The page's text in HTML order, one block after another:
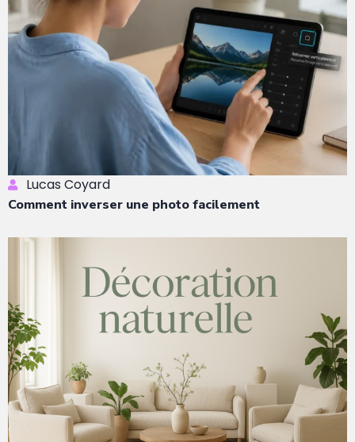
Lucas Coyard
Comment inverser une photo facilement